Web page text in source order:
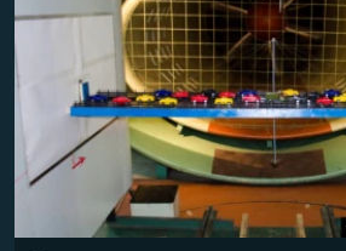
Русский
Все сайты Радио Азатутюн